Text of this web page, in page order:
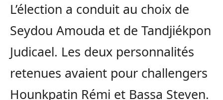
L’élection a conduit au choix de
Seydou Amouda et de Tandjiékpon
Judicael. Les deux personnalités
retenues avaient pour challengers
Hounkpatin Rémi et Bassa Steven.